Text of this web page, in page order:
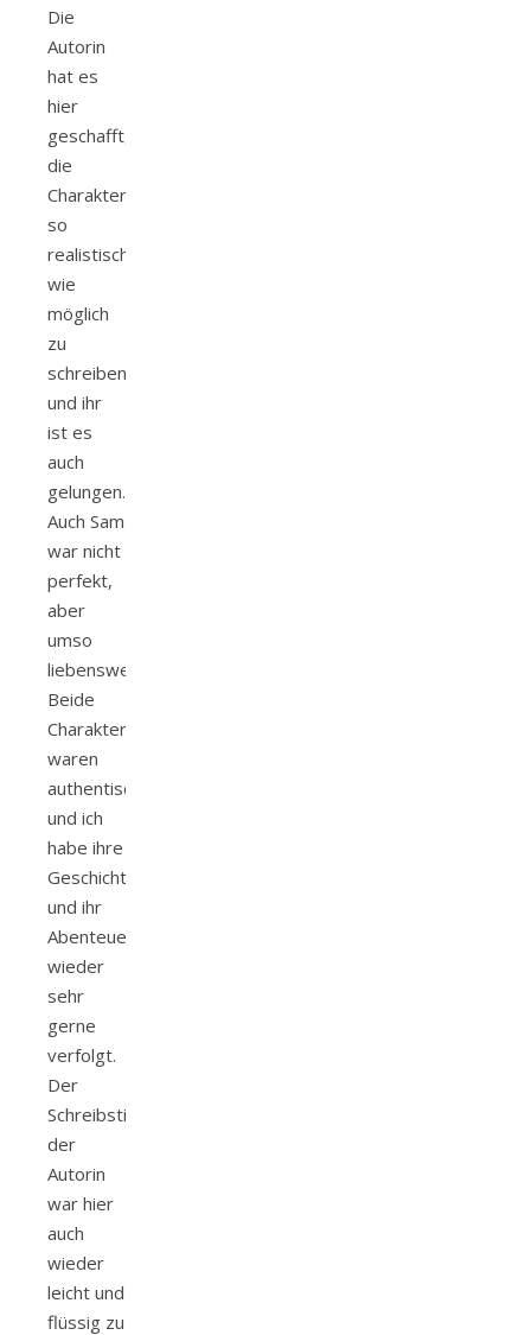
Die
Autorin
hat es
hier
geschafft,
die
Charakter
so
realistisch
wie
möglich
zu
schreiben
und ihr
ist es
auch
gelungen.
Auch Sam
war nicht
perfekt,
aber
umso
liebenswerter.
Beide
Charakter
waren
authentisch
und ich
habe ihre
Geschichte
und ihr
Abenteuer
wieder
sehr
gerne
verfolgt.
Der
Schreibstil
der
Autorin
war hier
auch
wieder
leicht und
flüssig zu